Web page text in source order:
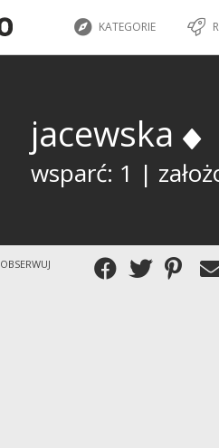
KATEGORIE
jacewska
wsparć: 1 |
OBSERWUJ